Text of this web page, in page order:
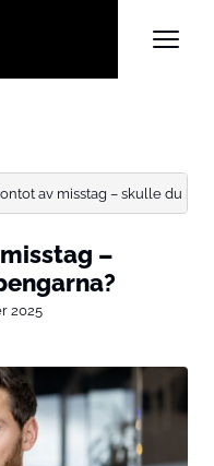
av misstag – skulle du ha...
–
2025